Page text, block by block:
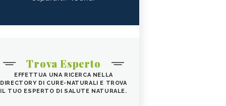
Trova Esperto
EFFETTUA UNA RICERCA NELLA
DIRECTORY DI CURE-NATURALI E TROVA
IL TUO ESPERTO DI SALUTE NATURALE.